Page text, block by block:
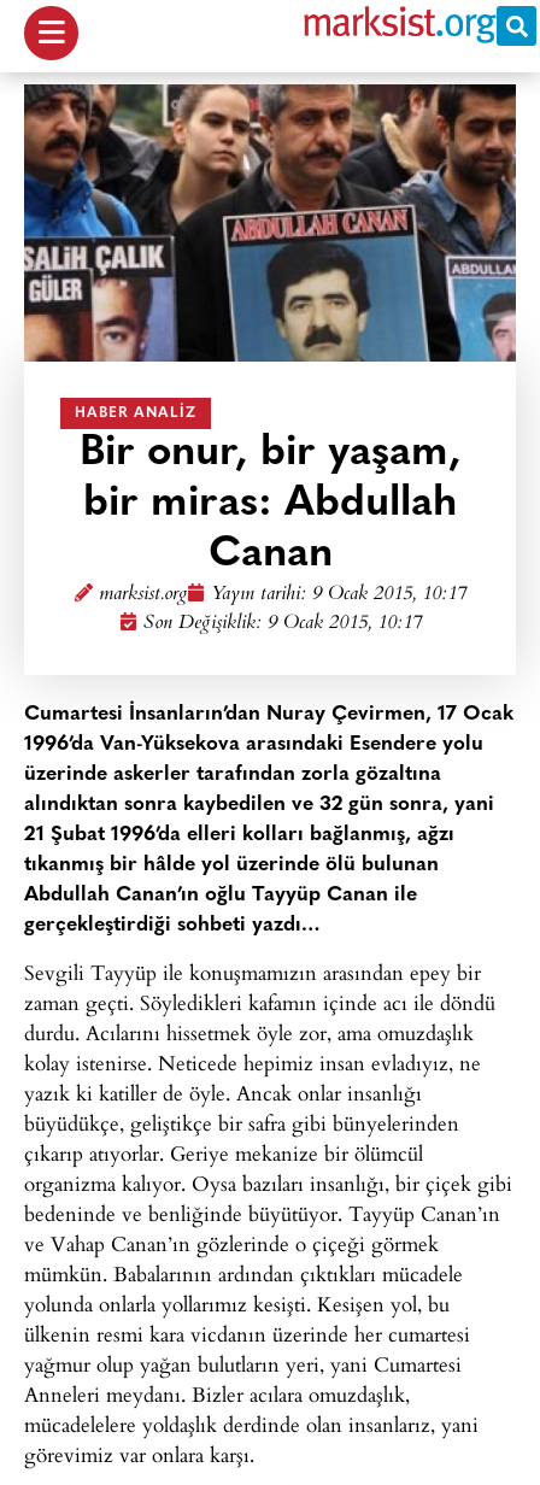
HABER ANALIZ
Bir onur, bir yaşam,
bir miras: Abdullah
Canan
marksist.org Yayın tarihi: 9 Ocak 2015, 10:17
Son Değişiklik: 9 Ocak 2015, 10:17
Cumartesi İnsanların’dan Nuray Çevirmen, 17 Ocak
1996’da Van-Yüksekova arasındaki Esendere yolu
üzerinde askerler tarafından zorla gözaltına
alındıktan sonra kaybedilen ve 32 gün sonra, yani
21 Şubat 1996’da elleri kolları bağlanmış, ağzı
tıkanmış bir hâlde yol üzerinde ölü bulunan
Abdullah Canan’ın oğlu Tayyüp Canan ile
gerçekleştirdiği sohbeti yazdı…
Sevgili Tayyüp ile konuşmamızın arasından epey bir
zaman geçti. Söyledikleri kafamın içinde acı ile döndü
durdu. Acılarını hissetmek öyle zor, ama omuzdaşlık
kolay istenirse. Neticede hepimiz insan evladıyız, ne
yazık ki katiller de öyle. Ancak onlar insanlığı
büyüdükçe, geliştikçe bir safra gibi bünyelerinden
çıkarıp atıyorlar. Geriye mekanize bir ölümcül
organizma kalıyor. Oysa bazıları insanlığı, bir çiçek gibi
bedeninde ve benliğinde büyütüyor. Tayyüp Canan’ın
ve Vahap Canan’ın gözlerinde o çiçeği görmek
mümkün. Babalarının ardından çıktıkları mücadele
yolunda onlarla yollarımız kesişti. Kesişen yol, bu
ülkenin resmi kara vicdanın üzerinde her cumartesi
yağmur olup yağan bulutların yeri, yani Cumartesi
Anneleri meydanı. Bizler acılara omuzdaşlık,
mücadelelere yoldaşlık derdinde olan insanlarız, yani
görevimiz var onlara karşı.